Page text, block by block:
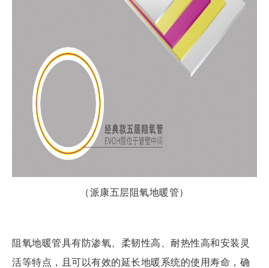
（派康五层阻氧地暖管）
阻氧地暖管具有防渗氧、柔韧性高、耐热性高和安装灵
活等特点，且可以有效的延长地暖系统的使用寿命，确